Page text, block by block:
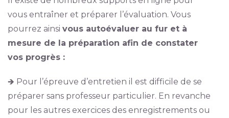
vous entraîner et préparer l’évaluation. Vous
pourrez ainsi vous autoévaluer au fur et à
mesure de la préparation afin de constater
vos progrès :
🡺 Pour l’épreuve d’entretien il est difficile de se
préparer sans professeur particulier. En revanche
pour les autres exercices des enregistrements ou